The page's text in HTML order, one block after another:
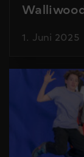
1. Juni 2025